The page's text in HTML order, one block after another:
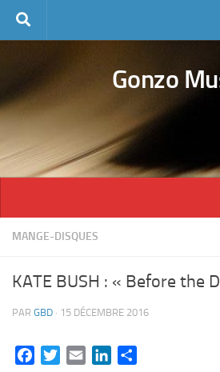
Skip to content
Gonzo
MANGE-DISQUES
KATE BUSH : « Before the
PAR GBD · 15 DÉCEMBRE 2016
FacebookTwitterEmail LinkedIn